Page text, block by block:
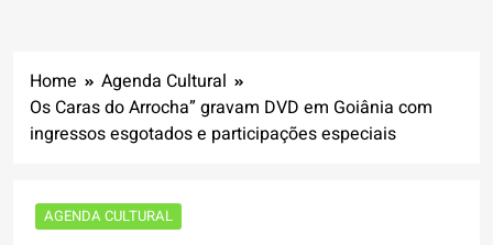
Home
Agenda Cultural
Os Caras do Arrocha” gravam DVD em Goiânia com
ingressos esgotados e participações especiais
AGENDA CULTURAL